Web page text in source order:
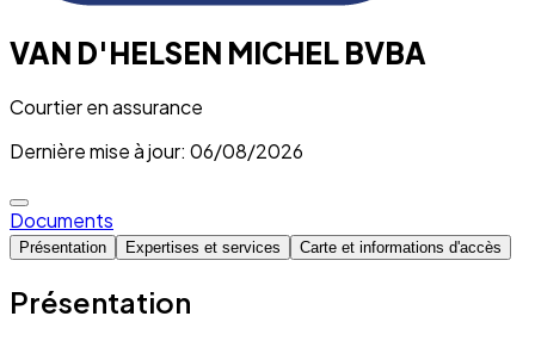
VAN D'HELSEN MICHEL BVBA
Courtier en assurance
Dernière mise à jour: 06/08/2026
Documents
Présentation Expertises et services Carte et informations d'accès
Présentation